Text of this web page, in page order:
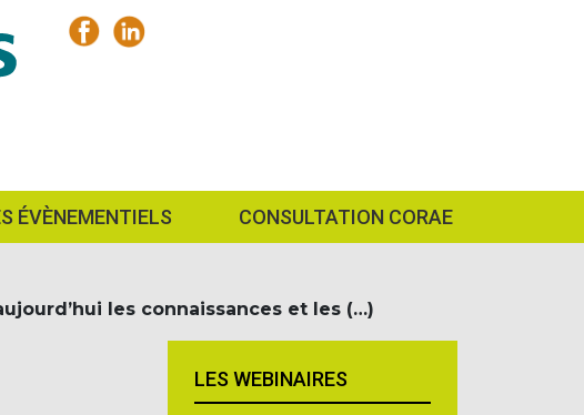
ÉVÈNEMENTIELS CONSULTATION CORAE
les connaissances et les (…)
LES WEBINAIRES